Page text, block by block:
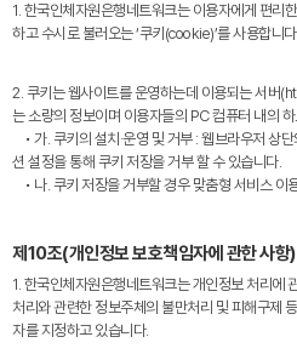
1. 한국인체자원은행네트워크는 이용자에게 편리
하고 수시로 불러오는 ‘쿠키(cookie)’를 사용합니
2. 쿠키는 웹사이트를 운영하는데 이용되는 서버
는 소량의 정보이며 이용자들의 PC 컴퓨터 내의
• 가. 쿠키의 설치·운영 및 거부 : 웹브라우저 상
션 설정을 통해 쿠키 저장을 거부 할 수 있습니다.
• 나. 쿠키 저장을 거부할 경우 맞춤형 서비스 이
제10조(개인정보 보호책임자에 관한 사항)
1. 한국인체자원은행네트워크는 개인정보 처리에
처리와 관련한 정보주체의 불만처리 및 피해구제
자를 지정하고 있습니다.